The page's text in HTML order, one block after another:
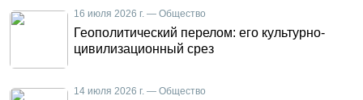
16 июля 2026 г. — Общество
Геополитический перелом: его культурно-
цивилизационный срез
14 июля 2026 г. — Общество